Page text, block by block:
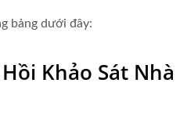
bảng dưới đây:
Khảo Sát Nhà